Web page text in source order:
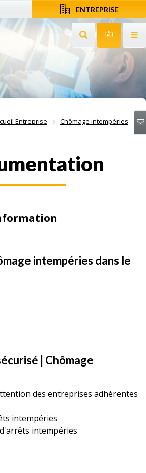
ENTREPRISE
Rechercher sur
Entreprise
Chômage intempéries
intempéries dans le
| Chômage
des entreprises adhérentes
intempéries
intempéries